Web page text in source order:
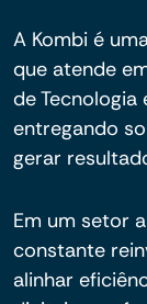
A Kombi é
que atende
de Tecnologia
entregando
gerar
Em um setor
constante
alinhar